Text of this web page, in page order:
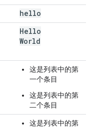
hello
Hello
World
这是列表中的第
一个条目
这是列表中的第
二个条目
这是列表中的第